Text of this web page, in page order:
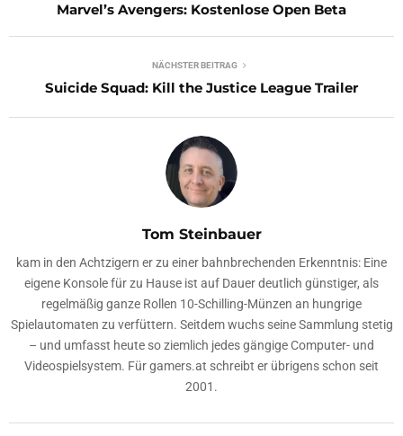
Marvel’s Avengers: Kostenlose Open Beta
NÄCHSTER BEITRAG
Suicide Squad: Kill the Justice League Trailer
Tom Steinbauer
kam in den Achtzigern er zu einer bahnbrechenden Erkenntnis: Eine
eigene Konsole für zu Hause ist auf Dauer deutlich günstiger, als
regelmäßig ganze Rollen 10-Schilling-Münzen an hungrige
Spielautomaten zu verfüttern. Seitdem wuchs seine Sammlung stetig
– und umfasst heute so ziemlich jedes gängige Computer- und
Videospielsystem. Für gamers.at schreibt er übrigens schon seit
2001.